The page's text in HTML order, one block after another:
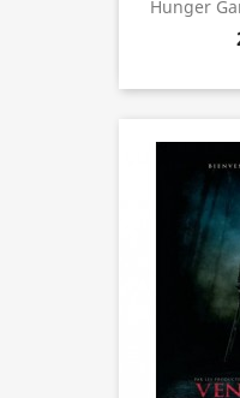
Hunger